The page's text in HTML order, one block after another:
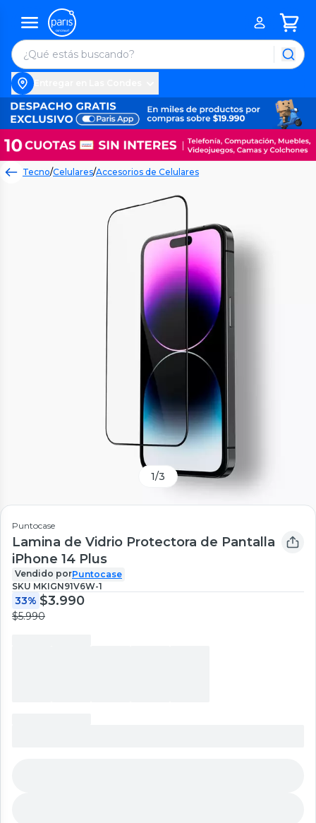
Tecno/Celulares/Accesorios de Celulares
1/3
Puntocase
Lamina de Vidrio Protectora de Pantalla
iPhone 14 Plus
Vendido porPuntocase
SKU MKIGN91V6W-1
33% $3.990
$5.990